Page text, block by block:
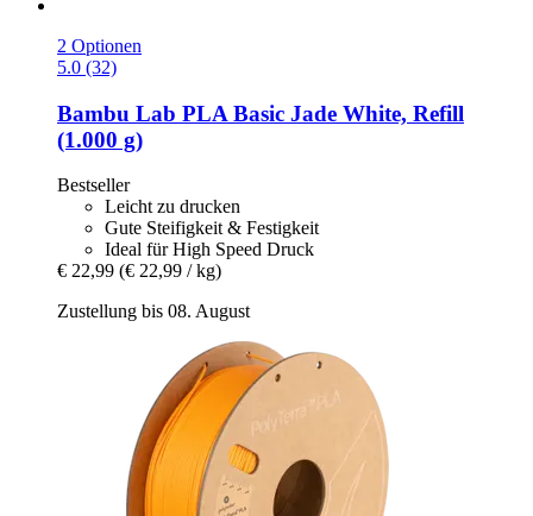
2 Optionen
5.0 (32)
Bambu Lab PLA Basic Jade White, Refill
(1.000 g)
Bestseller
Leicht zu drucken
Gute Steifigkeit & Festigkeit
Ideal für High Speed Druck
€ 22,99 (€ 22,99 / kg)
Zustellung bis 08. August